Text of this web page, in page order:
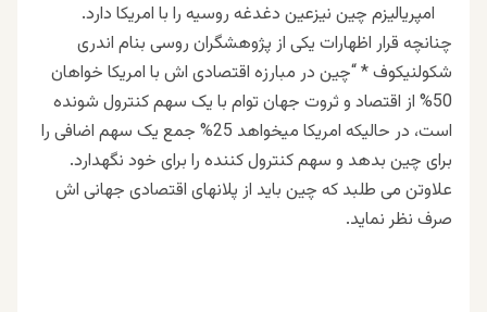
امپریالیزم چین نیزعین دغدغه روسیه را با امریکا دارد.
چنانچه قرار اظهارات یکی از پژوهشگران روسی بنام اندری
شکولنیکوف * “چین در مبارزه اقتصادی اش با امریکا خواهان
50% از اقتصاد و ثروت جهان توام با یک سهم کنترول شونده
است، در حالیکه امریکا میخواهد 25% جمع یک سهم اضافی را
برای چین بدهد و سهم کنترول کننده را برای خود نگهدارد.
علاوتن می طلبد که چین باید از پلانهای اقتصادی جهانی اش
صرف نظر نماید.